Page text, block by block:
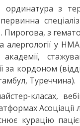
ординатура з
з
алергології у
за кордоном
Туреччина).
класах,
Асоціації
курацію